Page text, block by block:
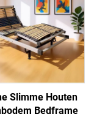
Slimme Houten
Bedframe